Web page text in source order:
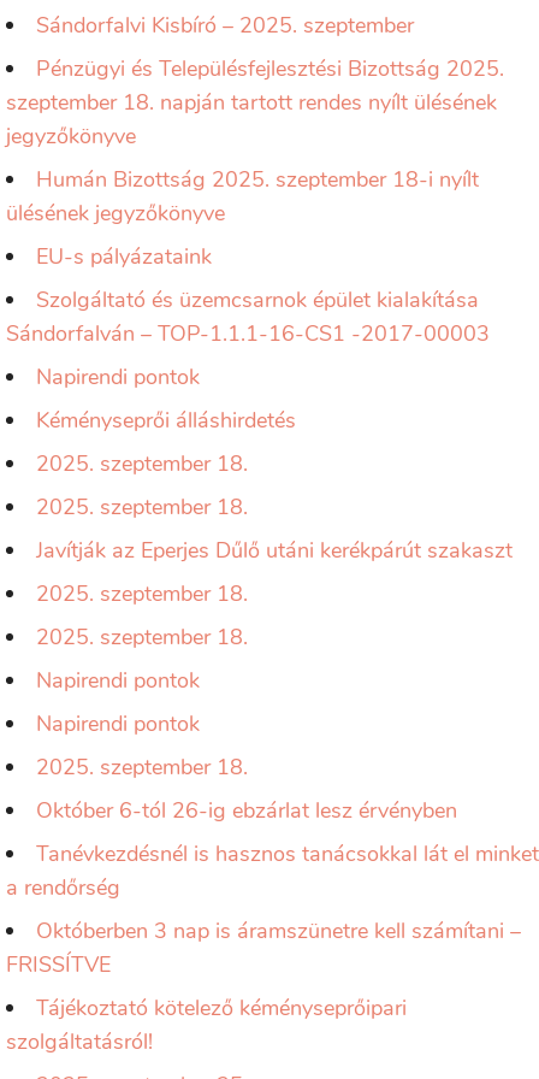
Sándorfalvi Kisbíró – 2025. szeptember
Pénzügyi és Településfejlesztési Bizottság 2025.
szeptember 18. napján tartott rendes nyílt ülésének
jegyzőkönyve
Humán Bizottság 2025. szeptember 18-i nyílt
ülésének jegyzőkönyve
EU-s pályázataink
Szolgáltató és üzemcsarnok épület kialakítása
Sándorfalván – TOP-1.1.1-16-CS1 -2017-00003
Napirendi pontok
Kéményseprői álláshirdetés
2025. szeptember 18.
2025. szeptember 18.
Javítják az Eperjes Dűlő utáni kerékpárút szakaszt
2025. szeptember 18.
2025. szeptember 18.
Napirendi pontok
Napirendi pontok
2025. szeptember 18.
Október 6-tól 26-ig ebzárlat lesz érvényben
Tanévkezdésnél is hasznos tanácsokkal lát el minket
a rendőrség
Októberben 3 nap is áramszünetre kell számítani –
FRISSÍTVE
Tájékoztató kötelező kéményseprőipari
szolgáltatásról!